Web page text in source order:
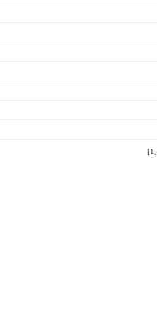
[1]